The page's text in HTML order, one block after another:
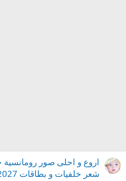
اروع و احلى صور
شعر خلفيات و بطاقات 2027 للعشاق جديد الصور